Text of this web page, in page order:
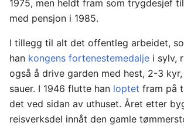
1975, men heldt fram som trygdesjef
med pensjon i 1985.
I tillegg til alt det offentleg arbeidet,
han kongens fortenestemedalje i sylv,
også å drive garden med hest, 2-3
sauer. I 1946 flutte han loptet fram på
det ved sidan av uthuset. Året etter
reisverksdel innåt den gamle